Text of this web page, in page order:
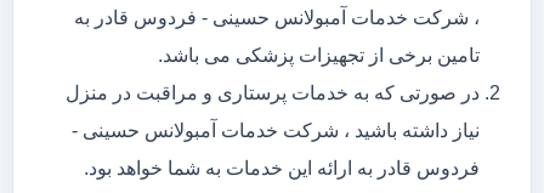
، شرکت خدمات آمبولانس حسینی - فردوس قادر به
تامین برخی از تجهیزات پزشکی می باشد.
در صورتی که به خدمات پرستاری و مراقبت در منزل
نیاز داشته باشید ، شرکت خدمات آمبولانس حسینی -
فردوس قادر به ارائه این خدمات به شما خواهد بود.